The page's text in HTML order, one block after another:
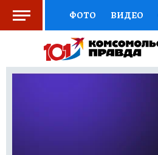
ФОТО ВИДЕО
СОЦПОДДЕРЖКА
ВЫБОР ЭКСПЕРТОВ